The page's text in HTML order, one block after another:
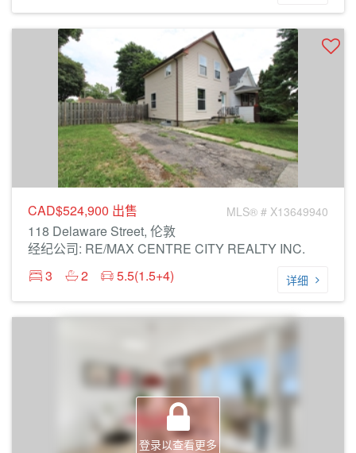
CAD$524,900 出售 MLS® # X13649940
118 Delaware Street, 伦敦
经纪公司: RE/MAX CENTRE CITY REALTY INC.
3
2 5.5(1.5+4) 详细
登录以查看更多